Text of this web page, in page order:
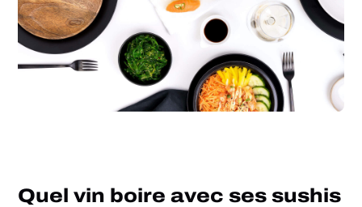
Quel vin boire avec ses sushis